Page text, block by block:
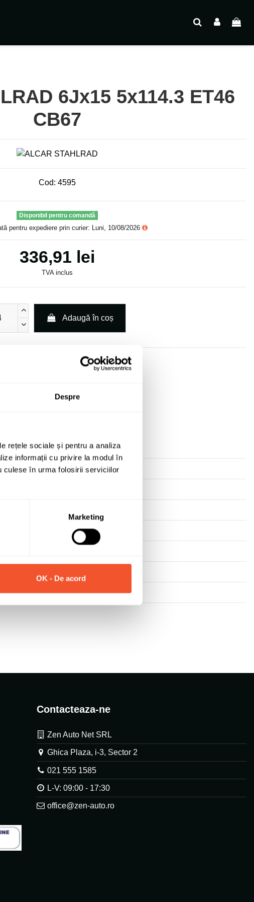
Despre
rețele sociale și pentru a analiza
informații cu privire la modul în
culese în urma folosirii serviciilor
Marketing
OK - De acord
6Jx15 5x114.3 ET46
CB67
Cod: 4595
Disponibil pentru comandă
pentru expediere prin curier: Luni, 10/08/2026
336,91 lei
TVA inclus
Adaugă în coș
Solicită informații
Contacteaza-ne
Zen Auto Net SRL
Ghica Plaza, i-3, Sector 2
021 555 1585
L-V: 09:00 - 17:30
office@zen-auto.ro